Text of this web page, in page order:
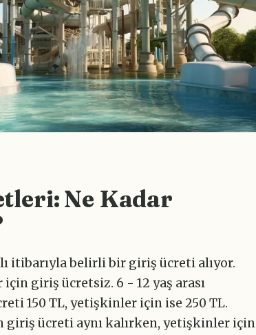
Ne Kadar
itibarıyla belirli bir giriş ücreti alıyor.
için giriş ücretsiz. 6 - 12 yaş arası
150 TL, yetişkinler için ise 250 TL.
giriş ücreti aynı kalırken, yetişkinler için